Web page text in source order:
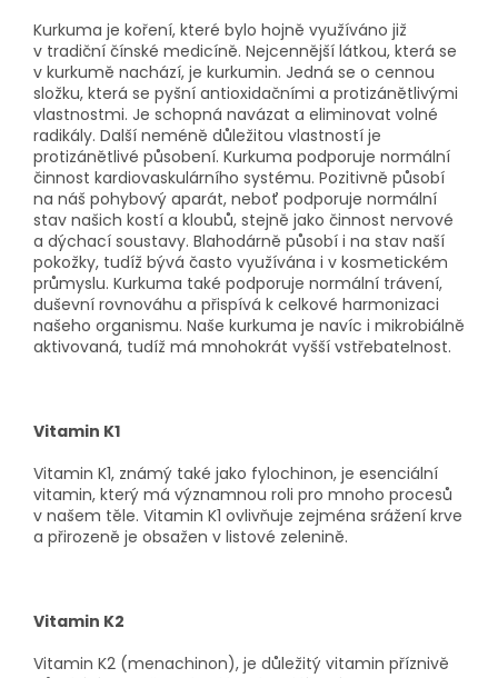
Kurkuma je koření, které bylo hojně využíváno již
v tradiční čínské medicíně. Nejcennější látkou, která se
v kurkumě nachází, je kurkumin. Jedná se o cennou
složku, která se pyšní antioxidačními a protizánětlivými
vlastnostmi. Je schopná navázat a eliminovat volné
radikály. Další neméně důležitou vlastností je
protizánětlivé působení. Kurkuma podporuje normální
činnost kardiovaskulárního systému. Pozitivně působí
na náš pohybový aparát, neboť podporuje normální
stav našich kostí a kloubů, stejně jako činnost nervové
a dýchací soustavy. Blahodárně působí i na stav naší
pokožky, tudíž bývá často využívána i v kosmetickém
průmyslu. Kurkuma také podporuje normální trávení,
duševní rovnováhu a přispívá k celkové harmonizaci
našeho organismu. Naše kurkuma je navíc i mikrobiálně
aktivovaná, tudíž má mnohokrát vyšší vstřebatelnost.
Vitamin K1
Vitamin K1, známý také jako fylochinon, je esenciální
vitamin, který má významnou roli pro mnoho procesů
v našem těle. Vitamin K1 ovlivňuje zejména srážení krve
a přirozeně je obsažen v listové zelenině.
Vitamin K2
Vitamin K2 (menachinon), je důležitý vitamin příznivě